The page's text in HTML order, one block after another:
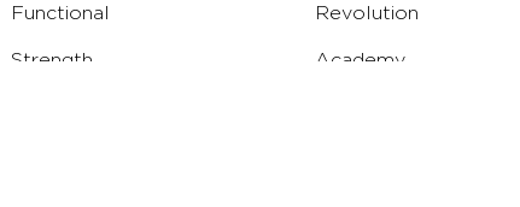
Functional
Strength
Revolution
Academy